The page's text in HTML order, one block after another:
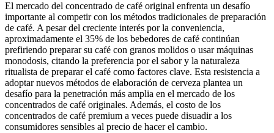
El mercado del concentrado de café original enfrenta un desafío
importante al competir con los métodos tradicionales de preparación
de café. A pesar del creciente interés por la conveniencia,
aproximadamente el 35% de los bebedores de café continúan
prefiriendo preparar su café con granos molidos o usar máquinas
monodosis, citando la preferencia por el sabor y la naturaleza
ritualista de preparar el café como factores clave. Esta resistencia a
adoptar nuevos métodos de elaboración de cerveza plantea un
desafío para la penetración más amplia en el mercado de los
concentrados de café originales. Además, el costo de los
concentrados de café premium a veces puede disuadir a los
consumidores sensibles al precio de hacer el cambio.